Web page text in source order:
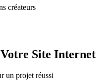
créateurs
Site Internet
un projet réussi